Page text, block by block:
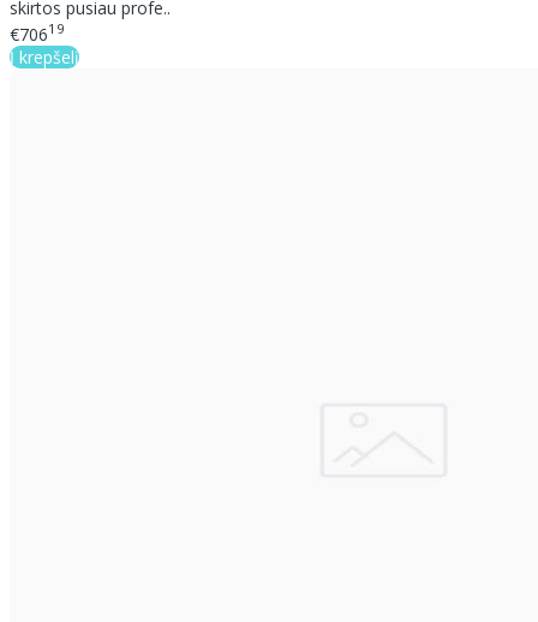
skirtos pusiau profe..
€70619
Į krepšelį